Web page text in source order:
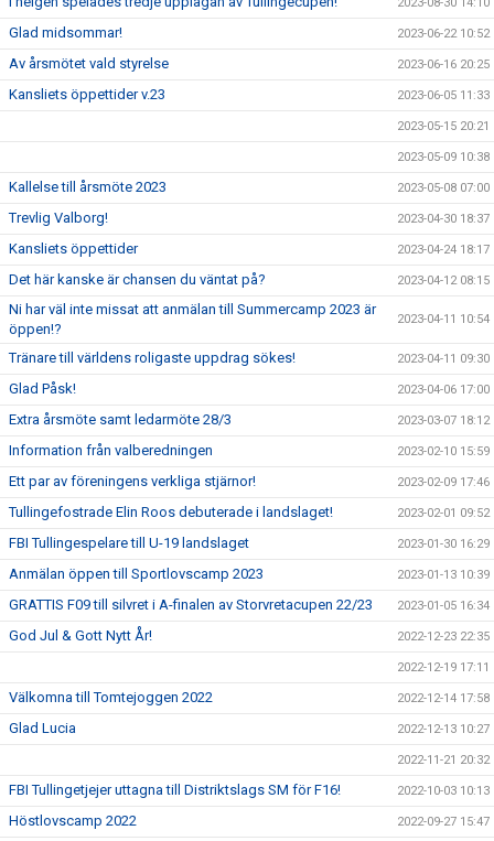
Glad midsommar! 2023-06-22 10:52
Av årsmötet vald styrelse 2023-06-16 20:25
Kansliets öppettider v.23 2023-06-05 11:33
2023-05-15 20:21
2023-05-09 10:38
Kallelse till årsmöte 2023 2023-05-08 07:00
Trevlig Valborg! 2023-04-30 18:37
Kansliets öppettider 2023-04-24 18:17
Det här kanske är chansen du väntat på? 2023-04-12 08:15
Ni har väl inte missat att anmälan till Summercamp 2023 är
öppen!?
2023-04-11 10:54
Tränare till världens roligaste uppdrag sökes! 2023-04-11 09:30
Glad Påsk! 2023-04-06 17:00
Extra årsmöte samt ledarmöte 28/3 2023-03-07 18:12
Information från valberedningen 2023-02-10 15:59
Ett par av föreningens verkliga stjärnor! 2023-02-09 17:46
Tullingefostrade Elin Roos debuterade i landslaget! 2023-02-01 09:52
FBI Tullingespelare till U-19 landslaget 2023-01-30 16:29
Anmälan öppen till Sportlovscamp 2023 2023-01-13 10:39
GRATTIS F09 till silvret i A-finalen av Storvretacupen 22/23 2023-01-05 16:34
God Jul & Gott Nytt År! 2022-12-23 22:35
2022-12-19 17:11
Välkomna till Tomtejoggen 2022 2022-12-14 17:58
Glad Lucia 2022-12-13 10:27
2022-11-21 20:32
FBI Tullingetjejer uttagna till Distriktslags SM för F16! 2022-10-03 10:13
Höstlovscamp 2022 2022-09-27 15:47